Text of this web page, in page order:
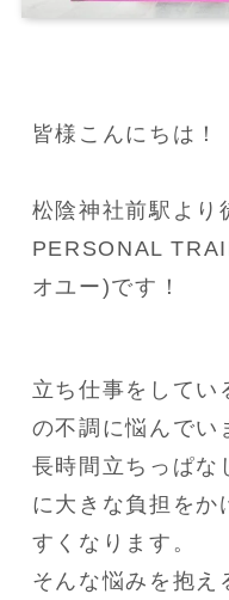
皆様こんにちは！
松陰神社前駅より
PERSONAL
オユー)です！
立ち仕事をしてい
の不調に悩んでい
長時間立ちっぱな
に大きな負担をか
すくなります。
そんな悩みを抱え